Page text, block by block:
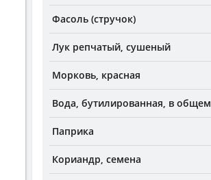
Фасоль (стручок)
Лук репчатый, сушеный
Морковь, красная
Вода, бутилированная, в общем
Паприка
Кориандр, семена